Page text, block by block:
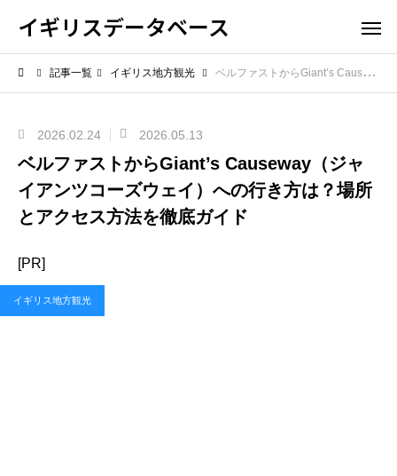
イギリスデータベース
記事一覧 イギリス地方観光 ベルファストからGiant’s Causeway（ジャイアンツコーズウェイ）への行き方は？場所とアクセス方法を徹底ガイド
2026.02.24 2026.05.13
ベルファストからGiant’s Causeway（ジャ
イアンツコーズウェイ）への行き方は？場所
とアクセス方法を徹底ガイド
[PR]
イギリス地方観光